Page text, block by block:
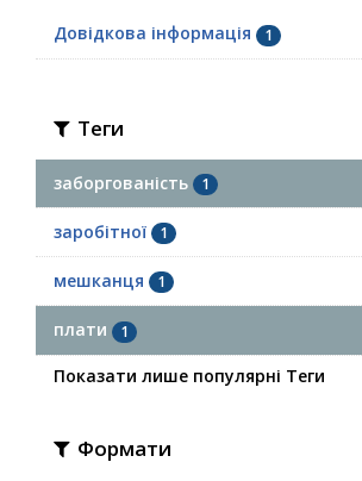
Довідкова інформація 1
Теги
заборгованість 1
заробітної 1
мешканця 1
плати 1
Показати лише популярні Теги
Формати